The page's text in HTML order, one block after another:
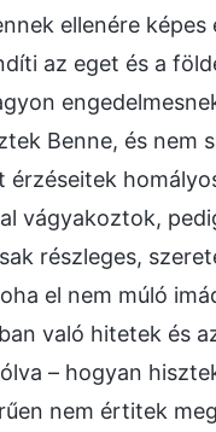
ellenére
az eget és a
Benne, és
érzéseitek
vágyakoztok,
részleges,
el nem múló
való hitetek és
– hogyan
nem értitek